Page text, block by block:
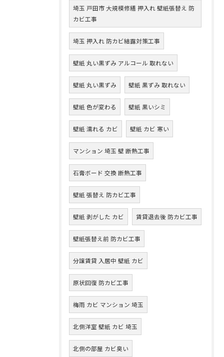
埼玉 戸田市 大規模修繕 押入れ 壁紙張替え 防
カビ工事
埼玉 押入れ 防カビ結露対策工事
壁紙 丸い黒ずみ アルコール 取れない
壁紙 丸い黒ずみ 壁紙 黒ずみ 取れない
壁紙 色が変わる 壁紙 黒いシミ
壁紙 濡れる カビ 壁紙 カビ 寒い
マンション 埼玉 壁 断熱工事
石膏ボード 交換 断熱工事
壁紙 張替え 防カビ工事
壁紙 剥がした カビ 賃貸退去後 防カビ工事
壁紙張替え前 防カビ工事
分譲賃貸 入居中 壁紙 カビ
原状回復 防カビ工事
梅雨 カビ マンション 埼玉
北側洋室 壁紙 カビ 埼玉
北側の部屋 カビ臭い